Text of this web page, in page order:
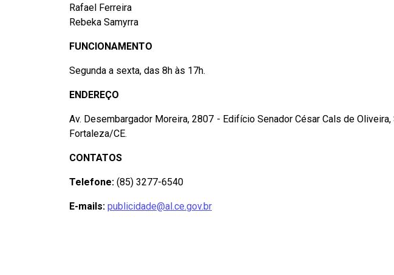
Rafael Ferreira
Rebeka Samyrra
FUNCIONAMENTO
Segunda a sexta, das 8h às 17h.
ENDEREÇO
Av. Desembargador Moreira, 2807 - Edifício Senador César Cals de
Fortaleza/CE.
CONTATOS
Telefone: (85) 3277-6540
E-mails: publicidade@al.ce.gov.br